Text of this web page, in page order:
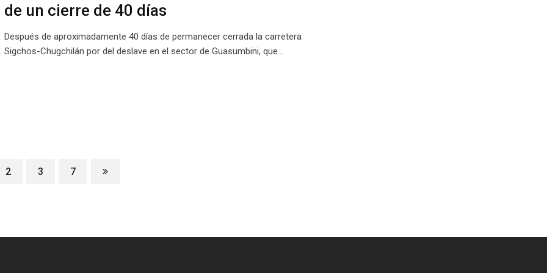
de un cierre de 40 días
Después de aproximadamente 40 días de permanecer cerrada la carretera
Sigchos-Chugchilán por del deslave en el sector de Guasumbini, que…
2 3 7